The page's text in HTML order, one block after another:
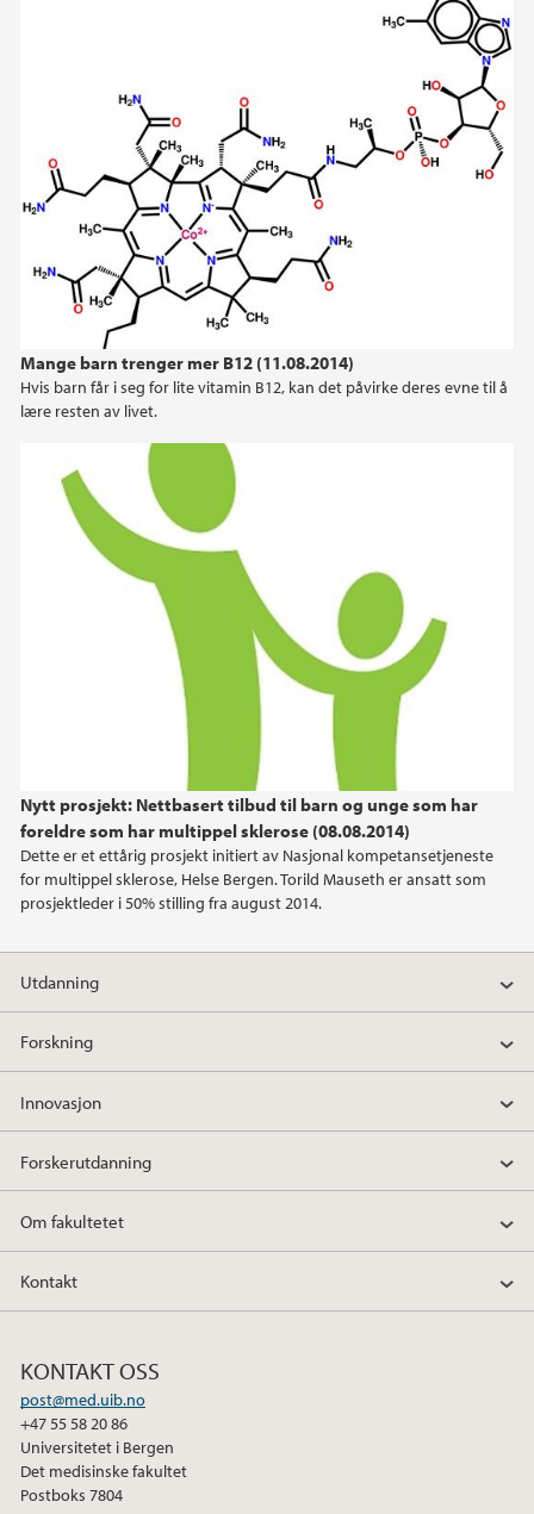
Mange barn trenger mer B12 (11.08.2014)
Hvis barn får i seg for lite vitamin B12, kan det påvirke deres evne til å
lære resten av livet.
Nytt prosjekt: Nettbasert tilbud til barn og unge som har
foreldre som har multippel sklerose (08.08.2014)
Dette er et ettårig prosjekt initiert av Nasjonal kompetansetjeneste
for multippel sklerose, Helse Bergen. Torild Mauseth er ansatt som
prosjektleder i 50% stilling fra august 2014.
2012
2011
2009
Utdanning
Forskning
Innovasjon
Forskerutdanning
Om fakultetet
Kontakt
KONTAKT OSS
post@med.uib.no
+47 55 58 20 86
Universitetet i Bergen
Det medisinske fakultet
Postboks 7804